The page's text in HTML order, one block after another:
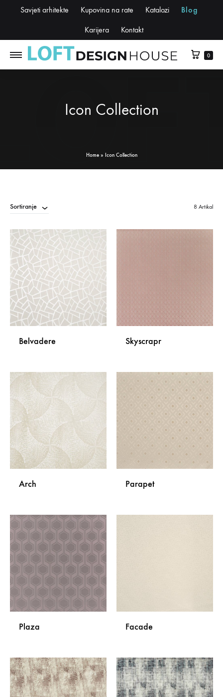
Savjeti arhitekte Kupovina na rate Katalozi Blog
Karijera Kontakt
0
Icon Collection
Home» Icon Collection
Sortiranje 8 Artikal
Belvadere Skyscrapr
ŽELJA
Arch
DODAJ
NA
LISTU
ŽELJA
Parapet
Plaza
DODAJ
NA
LISTU
Facade
NA
LISTU